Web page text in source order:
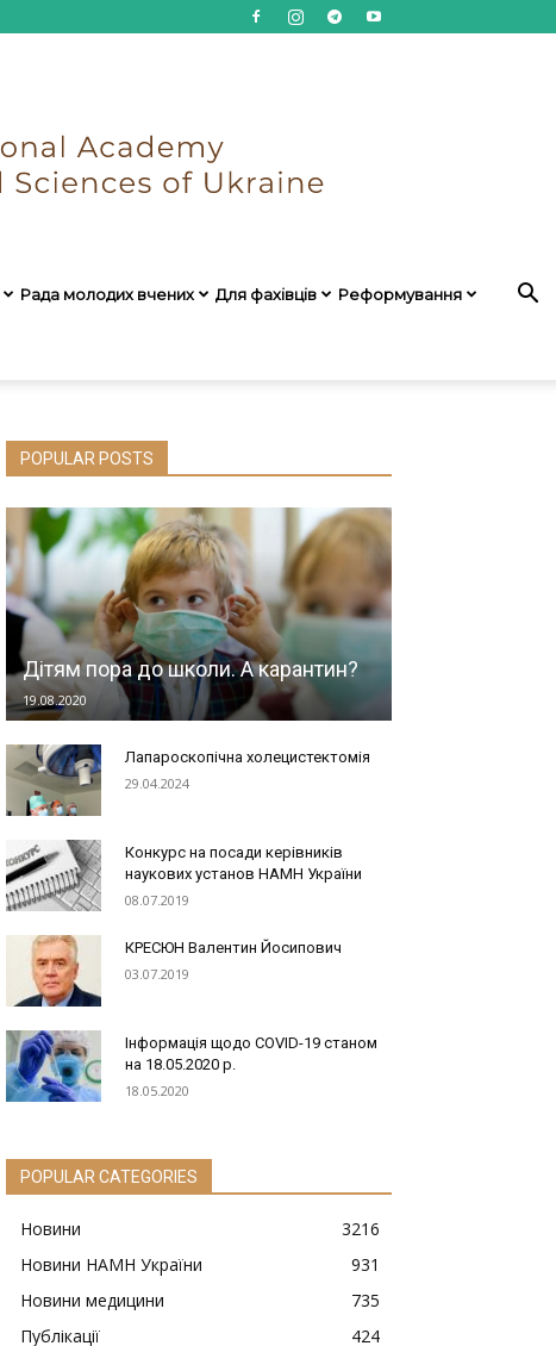
Рада молодих вчених Для фахівців Реформування
POPULAR POSTS
Дітям пора до школи. А карантин?
19.08.2020
Лапароскопічна холецистектомія
29.04.2024
Конкурс на посади керівників
наукових установ НАМН України
08.07.2019
КРЕСЮН Валентин Йосипович
03.07.2019
Інформація щодо COVID-19 станом
на 18.05.2020 р.
18.05.2020
POPULAR CATEGORIES
Новини
3216
Новини НАМН України
931
Новини медицини
735
Публікації
424